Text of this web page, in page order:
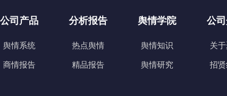
公司产品
舆情系统
商情报告
分析报告
热点舆情
精品报告
舆情学院
舆情知识
舆情研究
公
关
招